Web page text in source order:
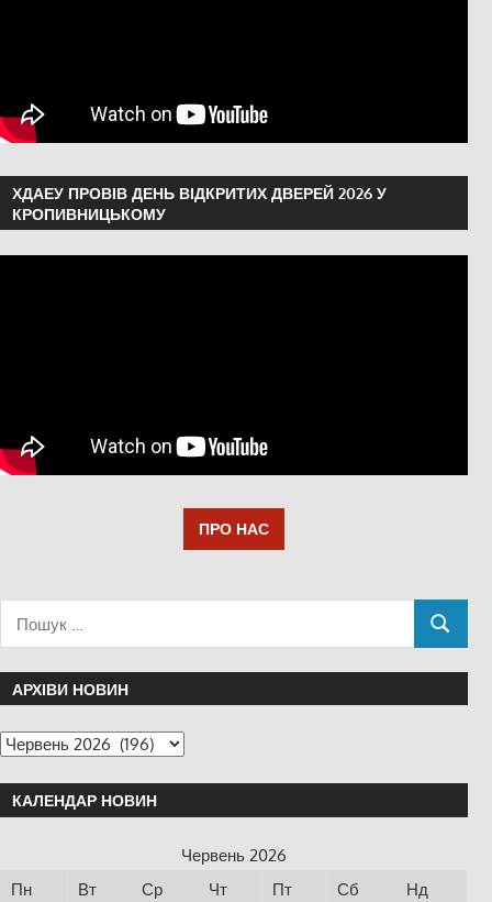
ХДАЕУ ПРОВІВ ДЕНЬ ВІДКРИТИХ ДВЕРЕЙ 2026 У
КРОПИВНИЦЬКОМУ
ПРО НАС
АРХІВИ НОВИН
КАЛЕНДАР НОВИН
Червень 2026
Пн
Вт Ср Чт Пт Сб
Нд